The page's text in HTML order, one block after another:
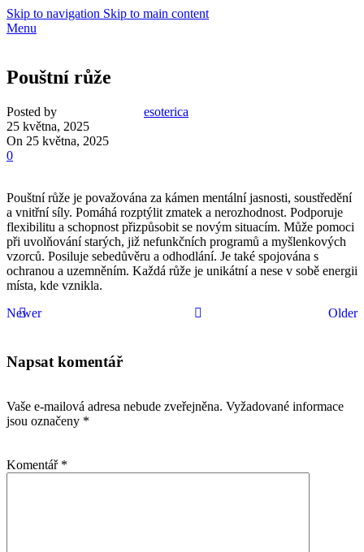
Skip to navigation Skip to main content
Menu
Pouštní růže
Posted by
esoterica
25 května, 2025
On 25 května, 2025
0
Pouštní růže je považována za kámen mentální jasnosti, soustředění
a vnitřní síly. Pomáhá rozptýlit zmatek a nerozhodnost. Podporuje
flexibilitu a schopnost přizpůsobit se novým situacím. Může pomoci
při uvolňování starých, již nefunkčních programů a myšlenkových
vzorců. Posiluje sebedůvěru a odhodlání. Je také spojována s
ochranou a uzemněním. Každá růže je unikátní a nese v sobě energii
místa, kde vznikla.
Newer
Older
Napsat komentář
Vaše e-mailová adresa nebude zveřejněna. Vyžadované informace
jsou označeny *
Komentář *